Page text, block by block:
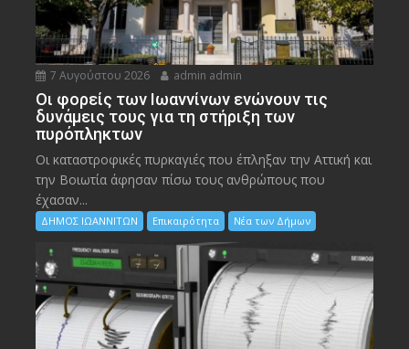
7 Αυγούστου 2026 admin admin
Οι φορείς των Ιωαννίνων ενώνουν τις
δυνάμεις τους για τη στήριξη των
πυρόπληκτων
Οι καταστροφικές πυρκαγιές που έπληξαν την Αττική και
την Bοιωτία άφησαν πίσω τους ανθρώπους που
έχασαν...
ΔΗΜΟΣ ΙΩΑΝΝΙΤΩΝ Επικαιρότητα Νέα των Δήμων